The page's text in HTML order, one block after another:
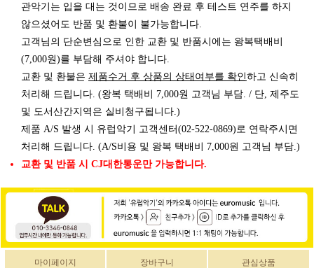
관악기는 입을 대는 것이므로 배송 완료 후 테스트 연주를 하지
않으셨어도 반품 및 환불이 불가능합니다.
고객님의 단순변심으로 인한 교환 및 반품시에는 왕복택배비
(7,000원)를 부담해 주셔야 합니다.
교환 및 환불은 제품수거 후 상품의 상태여부를 확인하고 신속히
처리해 드립니다. (왕복 택배비 7,000원 고객님 부담. / 단, 제주도
및 도서산간지역은 실비청구됩니다.)
제품 A/S 발생 시 유럽악기 고객센터(02-522-0869)로 연락주시면
처리해 드립니다. (A/S비용 및 왕복 택배비 7,000원 고객님 부담.)
교환 및 반품 시 CJ대한통운만 가능합니다.
마이페이지 장바구니 관심상품